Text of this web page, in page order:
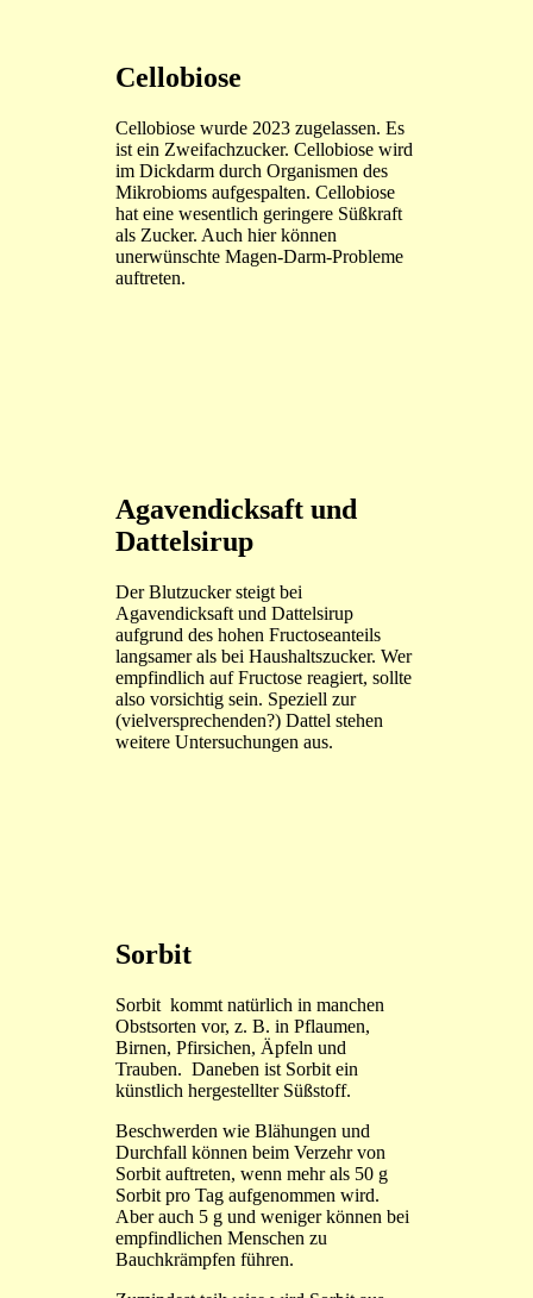
Cellobiose
Cellobiose wurde 2023 zugelassen. Es
ist ein Zweifachzucker. Cellobiose wird
im Dickdarm durch Organismen des
Mikrobioms aufgespalten. Cellobiose
hat eine wesentlich geringere Süßkraft
als Zucker. Auch hier können
unerwünschte Magen-Darm-Probleme
auftreten.
Agavendicksaft und
Dattelsirup
Der Blutzucker steigt bei
Agavendicksaft und Dattelsirup
aufgrund des hohen Fructoseanteils
langsamer als bei Haushaltszucker. Wer
empfindlich auf Fructose reagiert, sollte
also vorsichtig sein. Speziell zur
(vielversprechenden?) Dattel stehen
weitere Untersuchungen aus.
Sorbit
Sorbit kommt natürlich in manchen
Obstsorten vor, z. B. in Pflaumen,
Birnen, Pfirsichen, Äpfeln und
Trauben. Daneben ist Sorbit ein
künstlich hergestellter Süßstoff.
Beschwerden wie Blähungen und
Durchfall können beim Verzehr von
Sorbit auftreten, wenn mehr als 50 g
Sorbit pro Tag aufgenommen wird.
Aber auch 5 g und weniger können bei
empfindlichen Menschen zu
Bauchkrämpfen führen.